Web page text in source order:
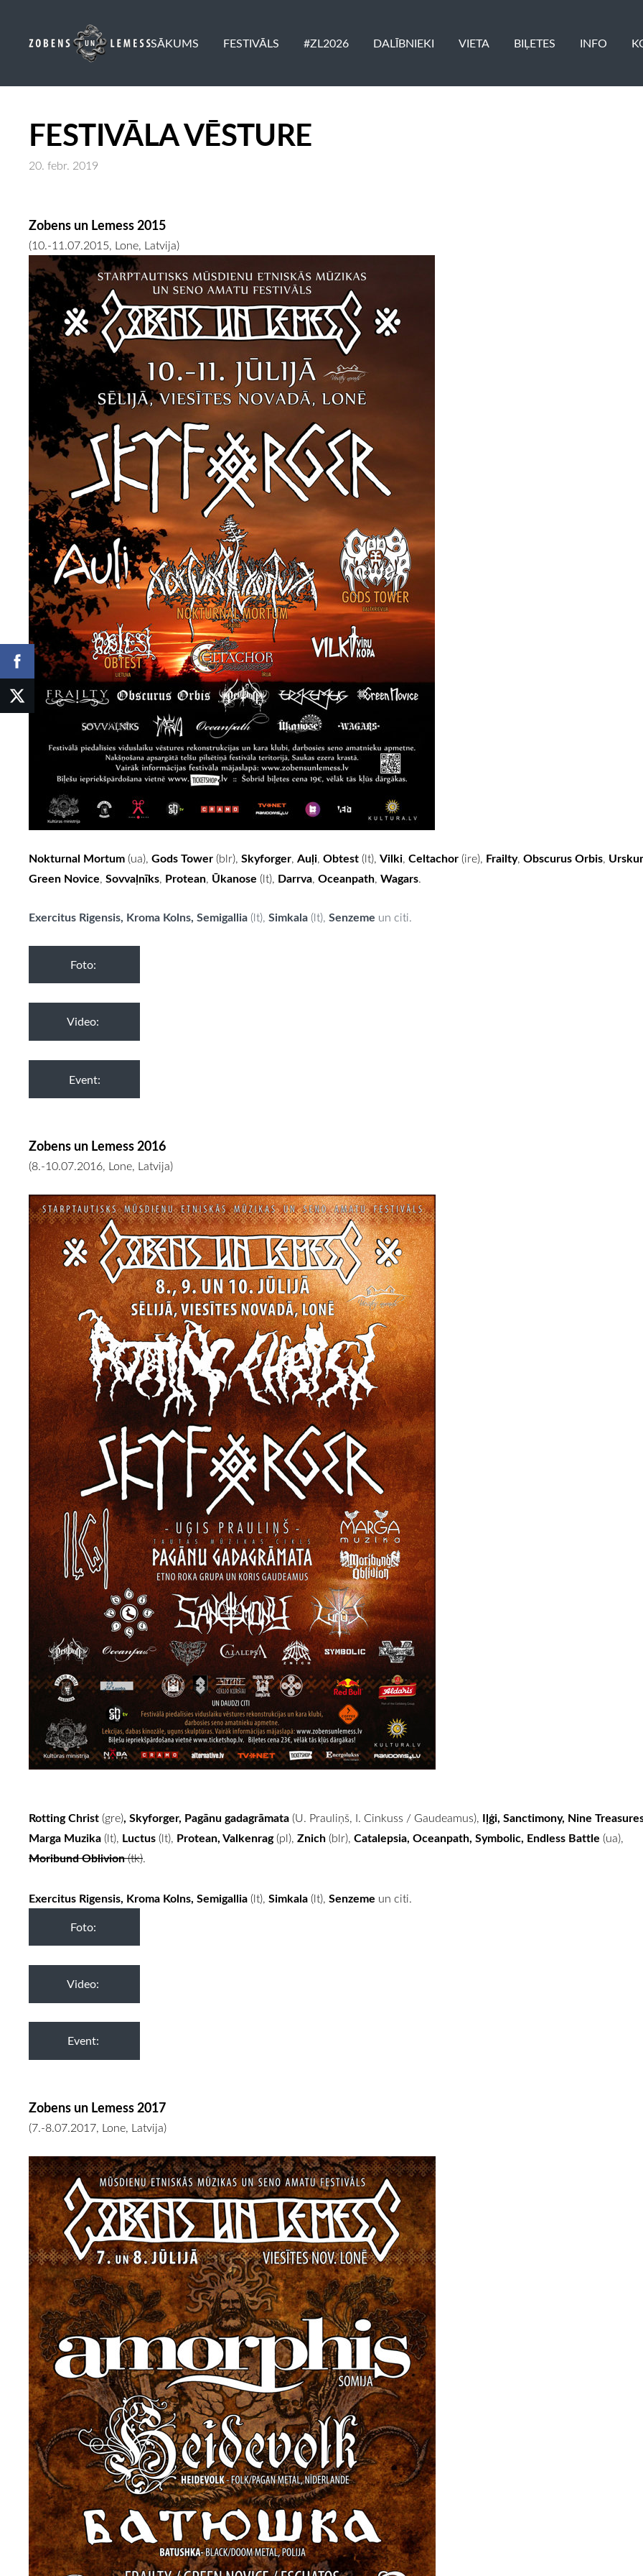
SĀKUMS FESTIVĀLS #ZL2026 DALĪBNIEKI VIETA BIĻETES INFO
FESTIVĀLA VĒSTURE
20. febr. 2019
Zobens un Lemess 2015
(10.-11.07.2015, Lone, Latvija)
Nokturnal Mortum (ua), Gods Tower (blr), Skyforger, Auļi, Obtest (lt), Vilki, Celtachor (ire), Frailty, Obscurus Orbis,
Green Novice, Sovvaļnīks, Protean, Ūkanose (lt), Darrva, Oceanpath, Wagars.
Exercitus Rigensis, Kroma Kolns, Semigallia (lt), Simkala (lt), Senzeme un citi.
Foto:
Video:
Event:
Zobens un Lemess 2016
(8.-10.07.2016, Lone, Latvija)
Rotting Christ (gre), Skyforger, Pagānu gadagrāmata (U. Prauliņš, I. Cinkuss / Gaudeamus), Iļģi, Sanctimony, Nine
Marga Muzika (lt), Luctus (lt), Protean, Valkenrag(pl), Znich (blr), Catalepsia, Oceanpath, Symbolic, Endless Battle (ua),
Moribund Oblivion(tk).
Exercitus Rigensis, Kroma Kolns, Semigallia (lt), Simkala (lt), Senzeme un citi.
Foto:
Video:
Event:
Zobens un Lemess 2017
(7.-8.07.2017, Lone, Latvija)